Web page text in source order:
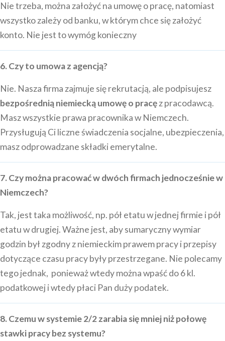
Nie trzeba, można założyć na umowę o pracę, natomiast
wszystko zależy od banku, w którym chce się założyć
konto. Nie jest to wymóg konieczny
6. Czy to umowa z agencją?
Nie. Nasza firma zajmuje się rekrutacją, ale podpisujesz
bezpośrednią niemiecką umowę o pracęz pracodawcą.
Masz wszystkie prawa pracownika w Niemczech.
Przysługują Ci liczne świadczenia socjalne, ubezpieczenia,
masz odprowadzane składki emerytalne.
7. Czy można pracować w dwóch firmach jednocześnie w
Niemczech?
Tak, jest taka możliwość, np. pół etatu w jednej firmie i pół
etatu w drugiej. Ważne jest, aby sumaryczny wymiar
godzin był zgodny z niemieckim prawem pracy i przepisy
dotyczące czasu pracy były przestrzegane. Nie polecamy
tego jednak, ponieważ wtedy można wpaść do 6 kl.
podatkowej i wtedy płaci Pan duży podatek.
8. Czemu w systemie 2/2 zarabia się mniej niż połowę
stawki pracy bez systemu?